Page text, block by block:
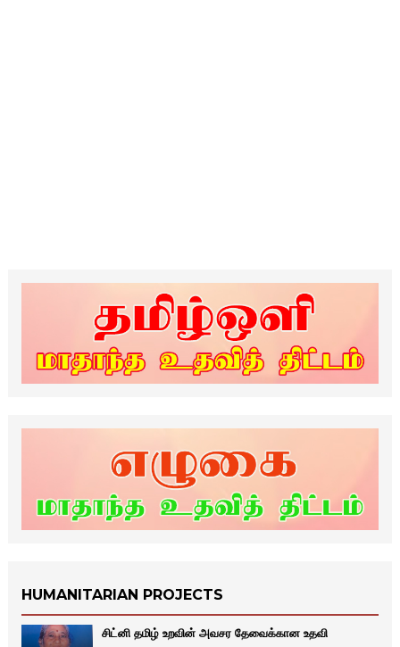
HUMANITARIAN PROJECTS
சிட்னி தமிழ் உறவின் அவசர தேவைக்கான உதவி